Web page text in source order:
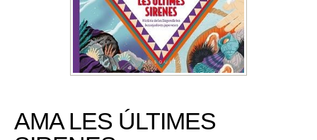
AMA LES ÚLTIMES